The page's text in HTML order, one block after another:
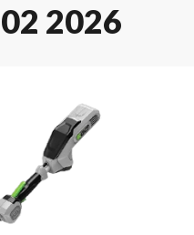
2026